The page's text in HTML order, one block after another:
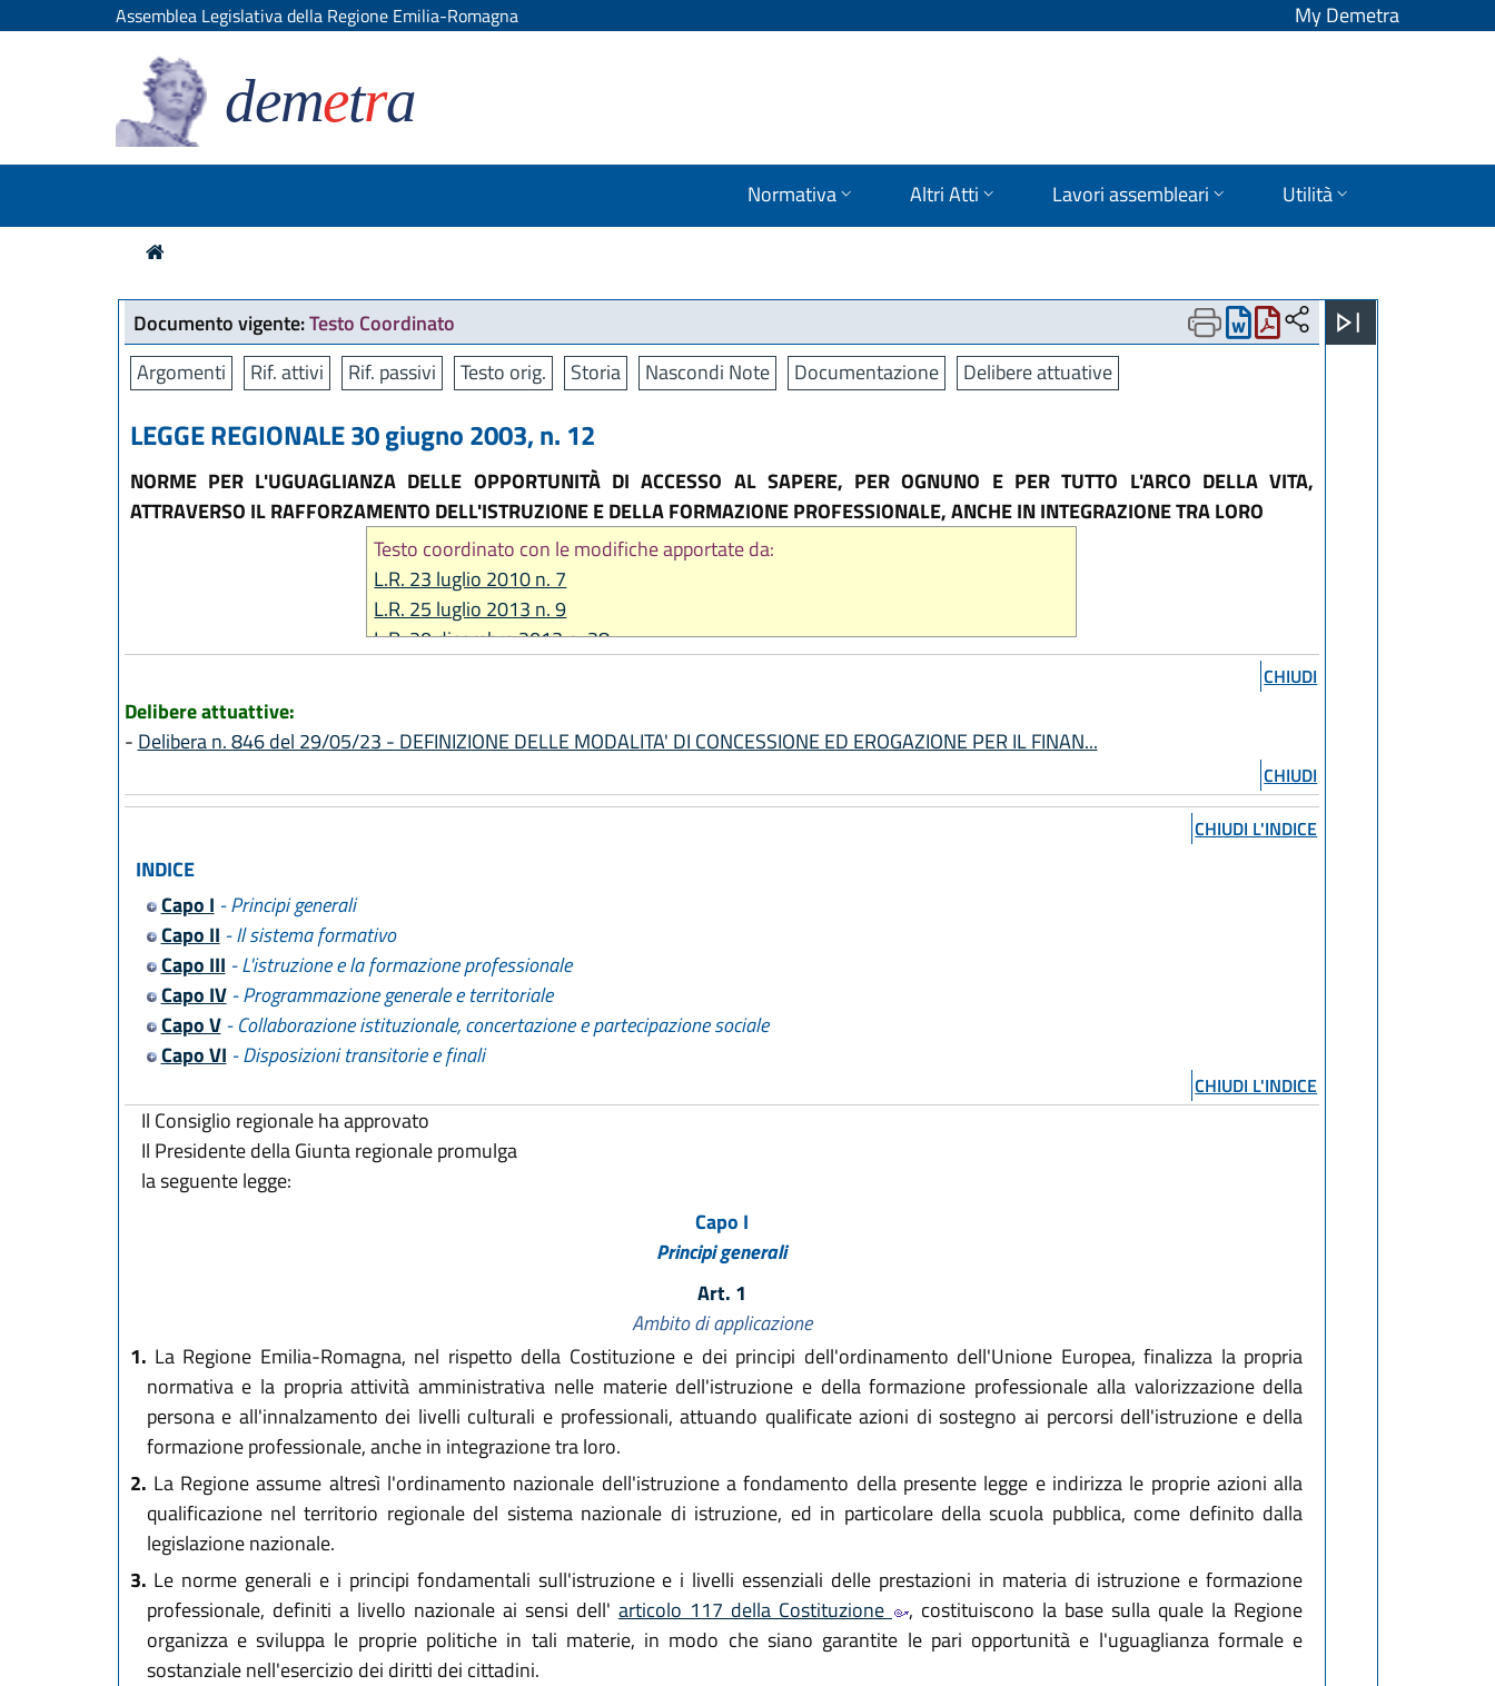
Assemblea Legislativa della Regione Emilia-Romagna My Demetra
demetra
Normativa Altri Atti Lavori assembleari Utilità
Documento vigente:Testo Coordinato
Argomenti
Rif. attivi Rif. passivi Testo orig. Storia Nascondi Note Documentazione Delibere attuative
LEGGE REGIONALE 30 giugno 2003, n. 12
NORME PER L'UGUAGLIANZA DELLE OPPORTUNITÀ DI ACCESSO AL SAPERE, PER OGNUNO E PER TUTTO L'ARCO DELLA VITA,
ATTRAVERSO IL RAFFORZAMENTO DELL'ISTRUZIONE E DELLA FORMAZIONE PROFESSIONALE, ANCHE IN INTEGRAZIONE TRA LORO
Testo coordinato con le modifiche apportate da:
L.R. 23 luglio 2010 n. 7
L.R. 25 luglio 2013 n. 9
L.R. 20 dicembre 2013 n. 28
L.R. 21 ottobre 2015, n. 17
L.R. 16 marzo 2018, n. 2
L.R. 30 luglio 2019, n. 13
CHIUDI
Delibere attuattive:
- Delibera n. 846 del 29/05/23 - DEFINIZIONE DELLE MODALITA' DI CONCESSIONE ED EROGAZIONE PER IL FINAN...
CHIUDI
CHIUDI L'INDICE
INDICE
Capo I - Principi generali
Capo II - Il sistema formativo
Capo III - L'istruzione e la formazione professionale
Capo IV- Programmazione generale e territoriale
Capo V- Collaborazione istituzionale, concertazione e partecipazione sociale
Capo VI - Disposizioni transitorie e finali
CHIUDI L'INDICE
Il Consiglio regionale ha approvato
Il Presidente della Giunta regionale promulga
la seguente legge:
Capo I
Principi generali
Art. 1
Ambito di applicazione
1. La Regione Emilia-Romagna, nel rispetto della Costituzione e dei principi dell'ordinamento dell'Unione Europea, finalizza la propria
normativa e la propria attività amministrativa nelle materie dell'istruzione e della formazione professionale alla valorizzazione della
persona e all'innalzamento dei livelli culturali e professionali, attuando qualificate azioni di sostegno ai percorsi dell'istruzione e della
formazione professionale, anche in integrazione tra loro.
2. La Regione assume altresì l'ordinamento nazionale dell'istruzione a fondamento della presente legge e indirizza le proprie azioni alla
qualificazione nel territorio regionale del sistema nazionale di istruzione, ed in particolare della scuola pubblica, come definito dalla
legislazione nazionale.
3. Le norme generali e i principi fondamentali sull'istruzione e i livelli essenziali delle prestazioni in materia di istruzione e formazione
professionale, definiti a livello nazionale ai sensi dell' articolo 117 della Costituzione
, costituiscono la base sulla quale la Regione
organizza e sviluppa le proprie politiche in tali materie, in modo che siano garantite le pari opportunità e l'uguaglianza formale e
sostanziale nell'esercizio dei diritti dei cittadini.